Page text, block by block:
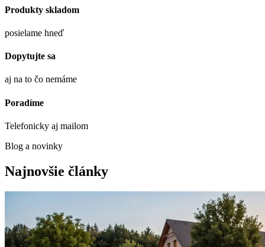
Produkty skladom
posielame hneď
Dopytujte sa
aj na to čo nemáme
Poradíme
Telefonicky aj mailom
Blog a novinky
Najnovšie články